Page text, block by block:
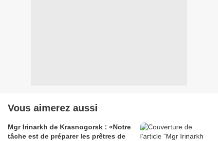
Vous aimerez aussi
Mgr Irinarkh de Krasnogorsk : «Notre
tâche est de préparer les prêtres de